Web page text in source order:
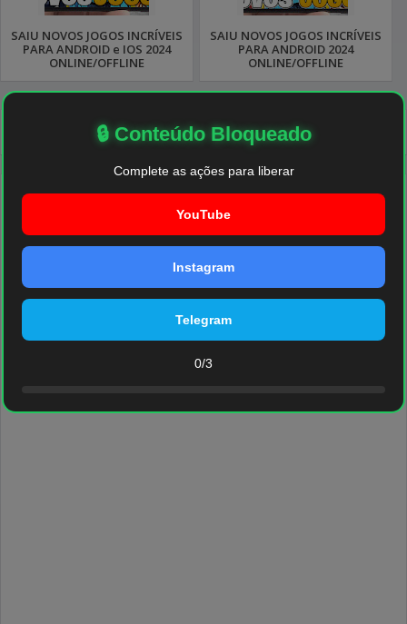
SAIU NOVOS JOGOS INCRÍVEIS
PARA ANDROID e IOS 2024
ONLINE/OFFLINE
SAIU NOVOS JOGOS INCRÍVEIS
PARA ANDROID 2024
ONLINE/OFFLINE
🔒 Conteúdo Bloqueado
Complete as ações para liberar
YouTube
Instagram
Telegram
0/3